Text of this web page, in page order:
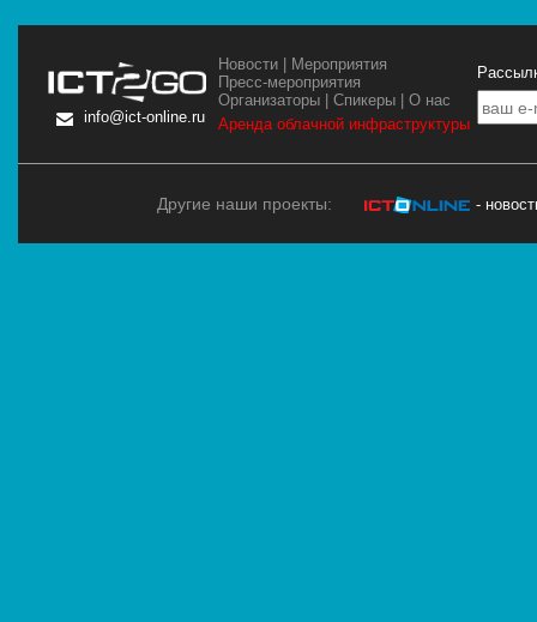
info@ict-online.ru
Новости
Мероприятия
Пресс-мероприятия
Организаторы |Спикеры |О нас
Аренда облачной инфраструктуры
Другие наши проекты: -